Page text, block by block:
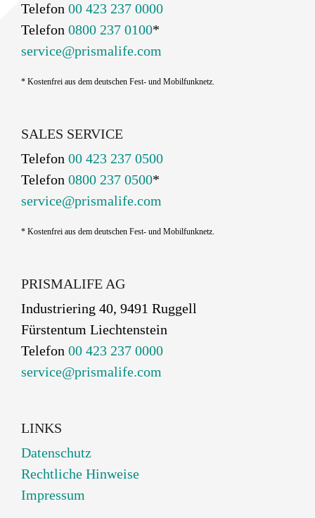
Telefon 00 423 237 0000
Telefon 0800 237 0100*
service@prismalife.com
* Kostenfrei aus dem deutschen Fest- und Mobilfunknetz.
SALES SERVICE
Telefon 00 423 237 0500
Telefon 0800 237 0500*
service@prismalife.com
* Kostenfrei aus dem deutschen Fest- und Mobilfunknetz.
PRISMALIFE AG
Industriering 40, 9491 Ruggell
Fürstentum Liechtenstein
Telefon 00 423 237 0000
service@prismalife.com
LINKS
Datenschutz
Rechtliche Hinweise
Impressum